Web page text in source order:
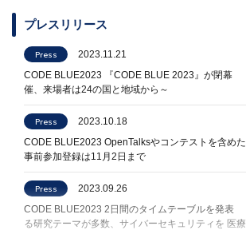
プレスリリース
Press
2023.11.21
CODE BLUE2023 『CODE BLUE 2023』が閉幕
催、来場者は24の国と地域から～
Press
2023.10.18
CODE BLUE2023 OpenTalksやコンテストを含め
事前参加登録は11月2日まで
Press
2023.09.26
CODE BLUE2023 2日間のタイムテーブルを発表
る研究テーマが多数、サイバーセキュリティを 医